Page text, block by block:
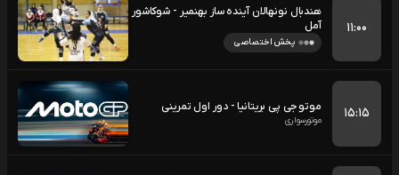
۱۱:۰۰
هندبال نونهالان آینده ساز بهنمیر - شوکاشور
آمل
پخش اختصاصی
۱۵:۱۵ موتو جی پی بریتانیا - دور اول تمرینی
موتورسواری